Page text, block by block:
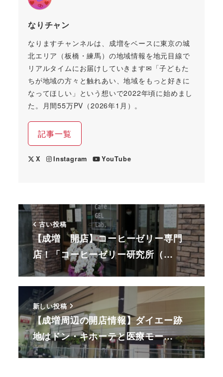
なりチャン
なりますチャンネルは、成増をベースに東京の城
北エリア（板橋・練馬）の地域情報を地元目線で
リアルタイムにお届けしていきます✉「子どもた
ちが地域の方々と触れあい、地域をもっと好きに
なってほしい」という想いで2022年頃に始めまし
た。月間55万PV（2026年1月）。
記事一覧
X Instagram YouTube
古い投稿
【成増 開店】コーヒーゼリー専門
店！「コーヒーゼリー研究所（…
新しい投稿
【成増周辺の開店情報】ダイエー跡
地はドン・キホーテと医療モー…